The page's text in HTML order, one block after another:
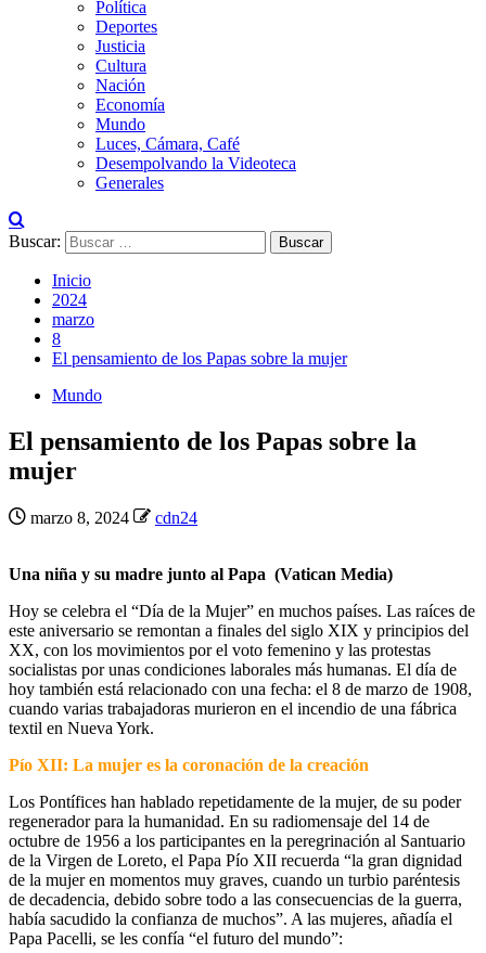
Política
Deportes
Justicia
Cultura
Nación
Economía
Mundo
Luces, Cámara, Café
Desempolvando la Videoteca
Generales
Buscar:
Inicio
2024
marzo
8
El pensamiento de los Papas sobre la mujer
Mundo
El pensamiento de los Papas sobre la
mujer
marzo 8, 2024 cdn24
Una niña y su madre junto al Papa (Vatican Media)
Hoy se celebra el “Día de la Mujer” en muchos países. Las raíces de
este aniversario se remontan a finales del siglo XIX y principios del
XX, con los movimientos por el voto femenino y las protestas
socialistas por unas condiciones laborales más humanas. El día de
hoy también está relacionado con una fecha: el 8 de marzo de 1908,
cuando varias trabajadoras murieron en el incendio de una fábrica
textil en Nueva York.
Pío XII: La mujer es la coronación de la creación
Los Pontífices han hablado repetidamente de la mujer, de su poder
regenerador para la humanidad. En su radiomensaje del 14 de
octubre de 1956 a los participantes en la peregrinación al Santuario
de la Virgen de Loreto, el Papa Pío XII recuerda “la gran dignidad
de la mujer en momentos muy graves, cuando un turbio paréntesis
de decadencia, debido sobre todo a las consecuencias de la guerra,
había sacudido la confianza de muchos”. A las mujeres, añadía el
Papa Pacelli, se les confía “el futuro del mundo”: